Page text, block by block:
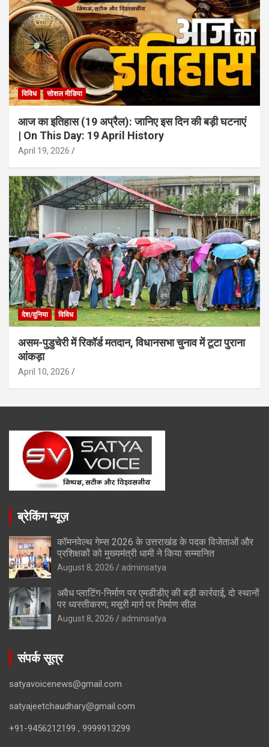
विविध सोशल मीडिया
आज का इतिहास (19 अप्रैल): जानिए इस दिन की बड़ी घटनाएं
| On This Day: 19 April History
April 19, 2026
देश/दुनिया विविध
असम-पुडुचेरी में रिकॉर्ड मतदान, विधानसभा चुनाव में टूटा पुराना
आंकड़ा
April 10, 2026
ब्रेकिंग न्यूज़
कॉमनवेल्थ गेम्स 2026 के उत्तराखंड के पदक विजेताओं और
प्रशिक्षकों को मुख्यमंत्री धामी ने किया सम्मानित
August 8, 2026 adminsatya
अवैध प्लाटिंग-निर्माण पर एमडीडीए की बड़ी कार्रवाई, दो स्थानों
पर ध्वस्तीकरण; मसूरी मार्ग पर निर्माण सील
August 8, 2026 adminsatya
संपर्क सूत्र
satyavoicenews@gmail.com
satyajeetchaudhary@gmail.com
+91-9456212199 , 9999913299